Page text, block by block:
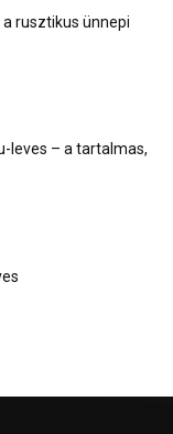
rusztikus ünnepi
leves – a tartalmas,